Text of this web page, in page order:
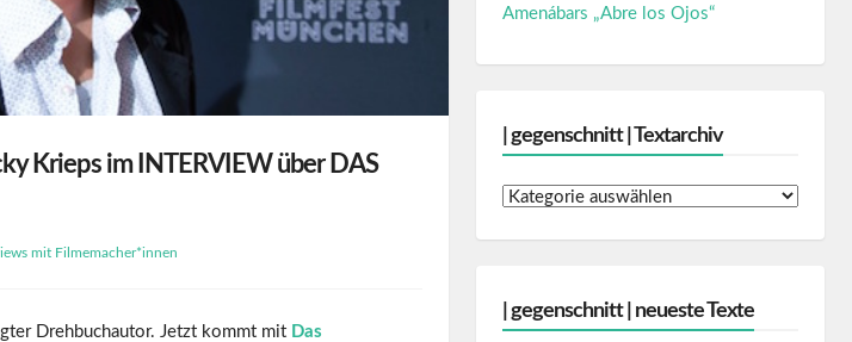
Krieps im INTERVIEW über DAS
mit Filmemacher*innen
Drehbuchautor. Jetzt kommt mit Das
Amenábars „Abre los Ojos“
| gegenschnitt | Textarchiv
| gegenschnitt | neueste Texte